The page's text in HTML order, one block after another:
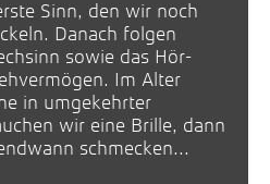
Sinn, den wir noch
Danach folgen
sowie das Hör-
Im Alter
in umgekehrter
wir eine Brille, dann
schmecken...